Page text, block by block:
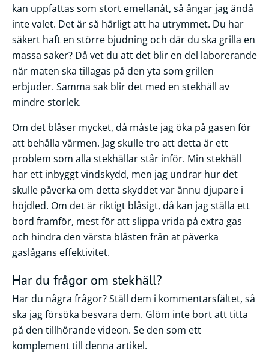
kan uppfattas som stort emellanåt, så ångar jag ändå
inte valet. Det är så härligt att ha utrymmet. Du har
säkert haft en större bjudning och där du ska grilla en
massa saker? Då vet du att det blir en del laborerande
när maten ska tillagas på den yta som grillen
erbjuder. Samma sak blir det med en stekhäll av
mindre storlek.
Om det blåser mycket, då måste jag öka på gasen för
att behålla värmen. Jag skulle tro att detta är ett
problem som alla stekhällar står inför. Min stekhäll
har ett inbyggt vindskydd, men jag undrar hur det
skulle påverka om detta skyddet var ännu djupare i
höjdled. Om det är riktigt blåsigt, då kan jag ställa ett
bord framför, mest för att slippa vrida på extra gas
och hindra den värsta blåsten från at påverka
gaslågans effektivitet.
Har du frågor om stekhäll?
Har du några frågor? Ställ dem i kommentarsfältet, så
ska jag försöka besvara dem. Glöm inte bort att titta
på den tillhörande videon. Se den som ett
komplement till denna artikel.